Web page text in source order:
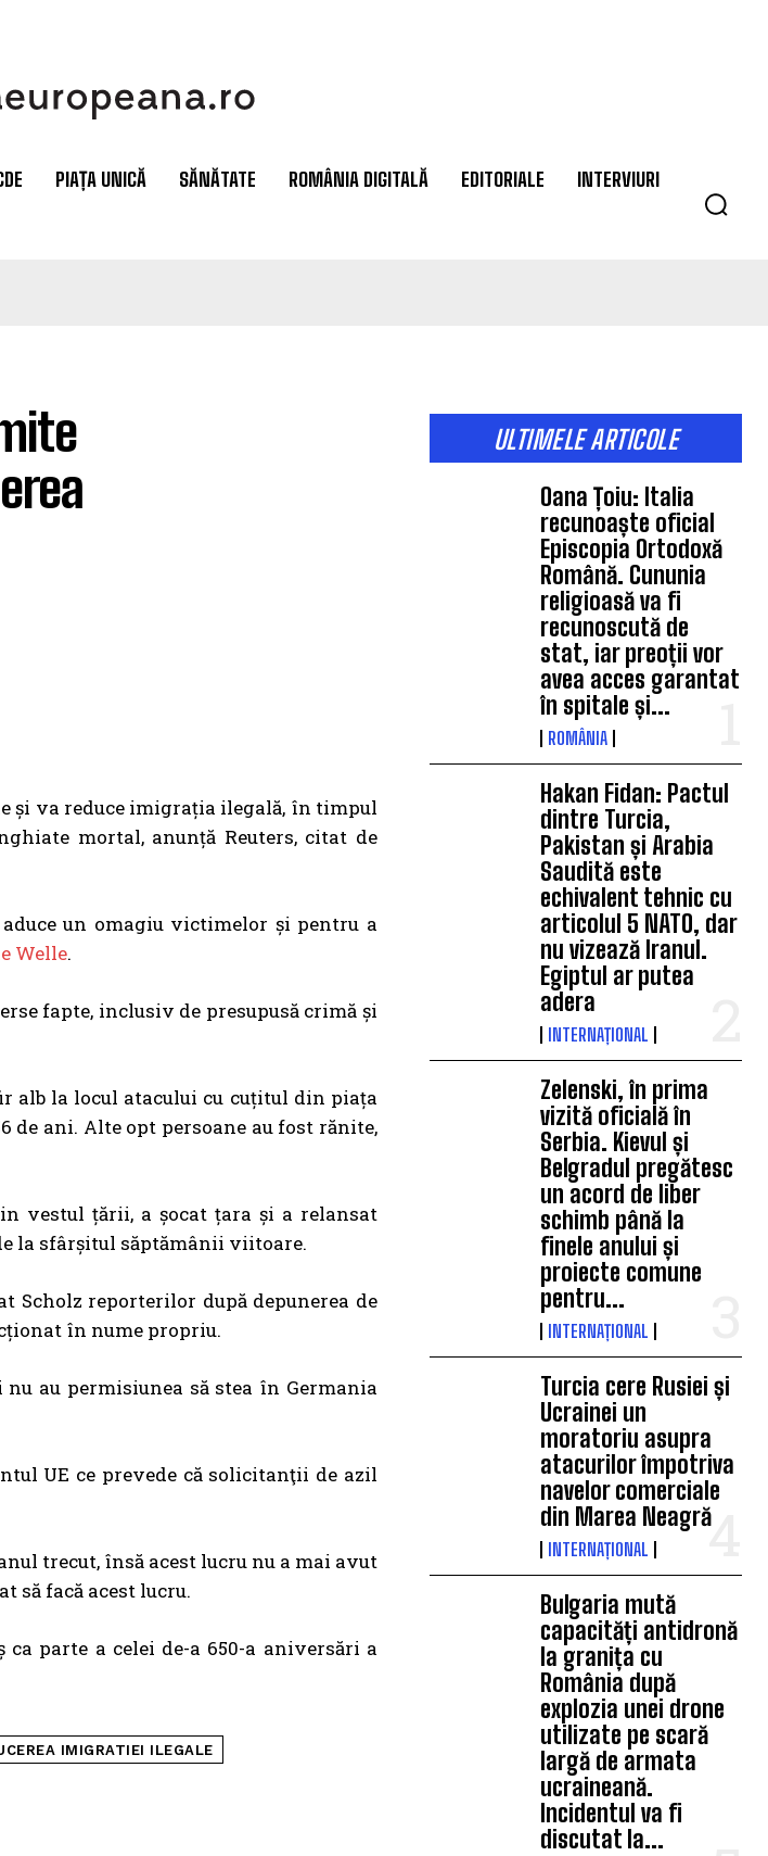
PIAȚA UNICĂ SĂNĂTATE ROMÂNIA DIGITALĂ EDITORIALE INTERVIURI
și va reduce imigrația ilegală, în timpul
mortal, anunță Reuters, citat de
un omagiu victimelor și pentru a
Welle.
fapte, inclusiv de presupusă crimă și
alb la locul atacului cu cuțitul din piața
de ani. Alte opt persoane au fost rănite,
vestul țării, a șocat țara și a relansat
la sfârșitul săptămânii viitoare.
Scholz reporterilor după depunerea de
în nume propriu.
au permisiunea să stea în Germania
UE ce prevede că solicitanţii de azil
trecut, însă acest lucru nu a mai avut
să facă acest lucru.
parte a celei de-a 650-a aniversări a
IMIGRATIEI ILEGALE
ULTIMELE ARTICOLE
Oana Țoiu: Italia
recunoaște oficial
Episcopia Ortodoxă
Română. Cununia
religioasă va fi
recunoscută de
stat, iar preoții vor
avea acces garantat
în spitale și...
ROMÂNIA
Hakan Fidan: Pactul
dintre Turcia,
Pakistan și Arabia
Saudită este
echivalent tehnic cu
articolul 5 NATO, dar
nu vizează Iranul.
Egiptul ar putea
adera
INTERNAȚIONAL
Zelenski, în prima
vizită oficială în
Serbia. Kievul și
Belgradul pregătesc
un acord de liber
schimb până la
finele anului și
proiecte comune
pentru...
INTERNAȚIONAL
Turcia cere Rusiei și
Ucrainei un
moratoriu asupra
atacurilor împotriva
navelor comerciale
din Marea Neagră
INTERNAȚIONAL
Bulgaria mută
capacități antidronă
la granița cu
România după
explozia unei drone
utilizate pe scară
largă de armata
ucraineană.
Incidentul va fi
discutat la...